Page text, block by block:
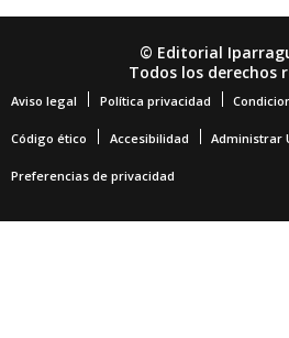
© Editorial
Todos los derechos
Aviso legal Política privacidad
Código ético Accesibilidad Administrar
Preferencias de privacidad